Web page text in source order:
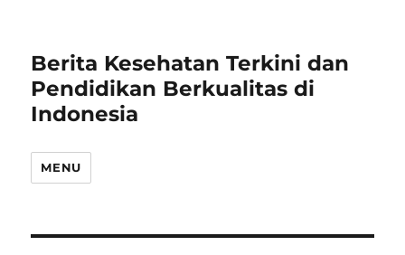
Berita Kesehatan Terkini dan
Pendidikan Berkualitas di
Indonesia
MENU